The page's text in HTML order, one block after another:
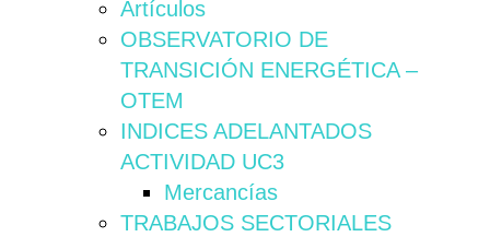
Artículos
OBSERVATORIO DE
TRANSICIÓN ENERGÉTICA –
OTEM
INDICES ADELANTADOS
ACTIVIDAD UC3
Mercancías
TRABAJOS SECTORIALES